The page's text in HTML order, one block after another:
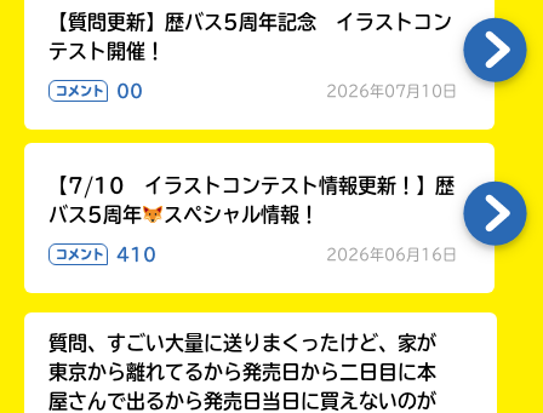
【質問更新】歴バス5周年記念 イラストコン
テスト開催！
コメント 00 2026年07月10日
【7/10 イラストコンテスト情報更新！】歴
バス5周年
スペシャル情報！
コメント 410 2026年06月16日
質問、すごい大量に送りまくったけど、家が
東京から離れてるから発売日から二日目に本
屋さんで出るから発売日当日に買えないのが